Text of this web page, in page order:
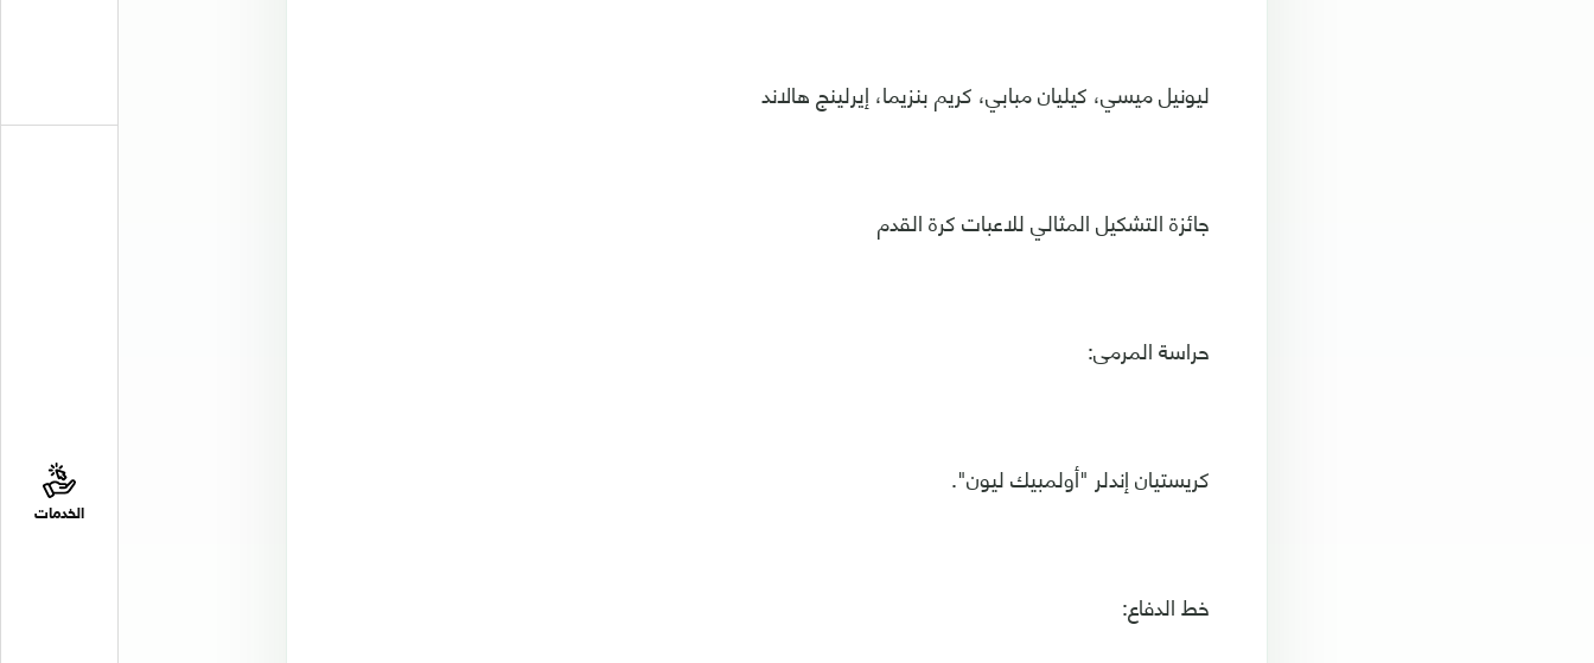
الخدمات
ليونيل ميسي، كيليان مبابي، كريم بنزيما، إيرلينج هالاند
جائزة التشكيل المثالي للاعبات كرة القدم
حراسة المرمى:
كريستيان إندلر "أولمبيك ليون".
خط الدفاع: